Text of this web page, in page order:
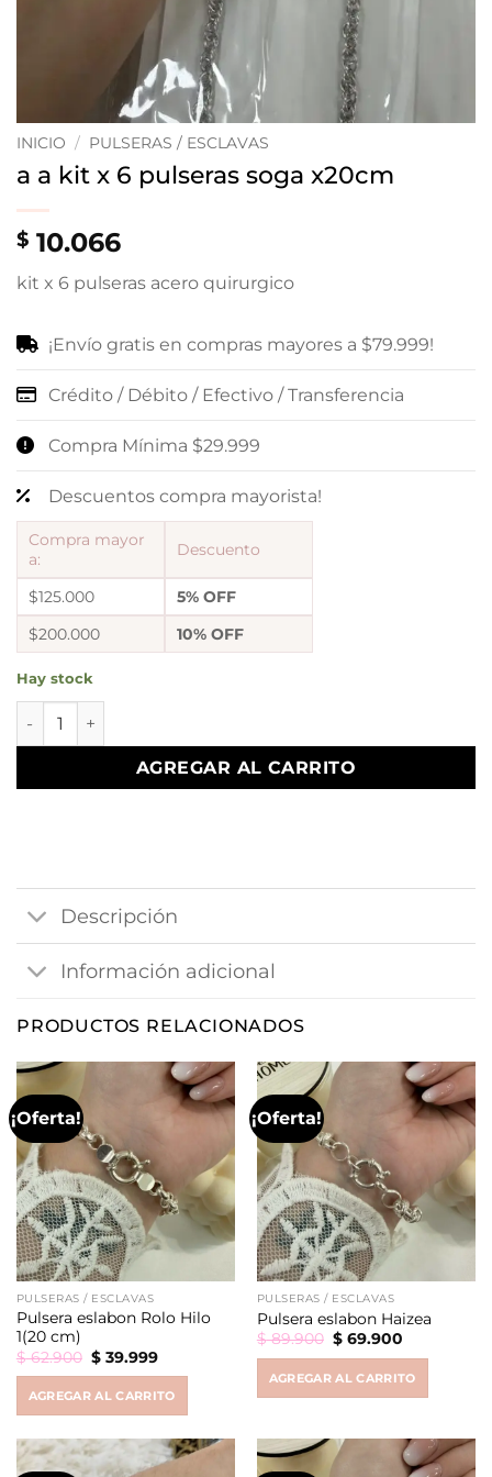
INICIO / PULSERAS / ESCLAVAS
a a kit x 6 pulseras soga x20cm
$ 10.066
kit x 6 pulseras acero quirurgico
¡Envío gratis en compras mayores a $79.999!
Crédito / Débito / Efectivo / Transferencia
Compra Mínima $29.999
Descuentos compra mayorista!
Compra mayor
a:
Descuento
$125.000
5% OFF
$200.000
10% OFF
Hay stock
a a kit x 6 pulseras soga x20cm cantidad
AGREGAR AL CARRITO
Descripción
Información adicional
PRODUCTOS RELACIONADOS
¡Oferta!
PULSERAS / ESCLAVAS
Pulsera eslabon Rolo Hilo
1(20 cm)
$62.900 Original
price
$ 62.900.
$39.999Current
$ 39.999.
AGREGAR AL CARRITO
¡Oferta!
PULSERAS / ESCLAVAS
Pulsera eslabon Haizea
$89.900 Original
price
$ 89.900.
$69.900Current
$ 69.900.
AGREGAR AL CARRITO